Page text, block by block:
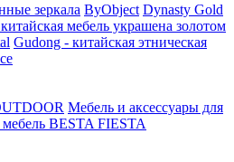
зеркала ByObject Dynasty Gold
мебель украшена золотом
Gudong - китайская этническая
Мебель и аксессуары для
BESTA FIESTA